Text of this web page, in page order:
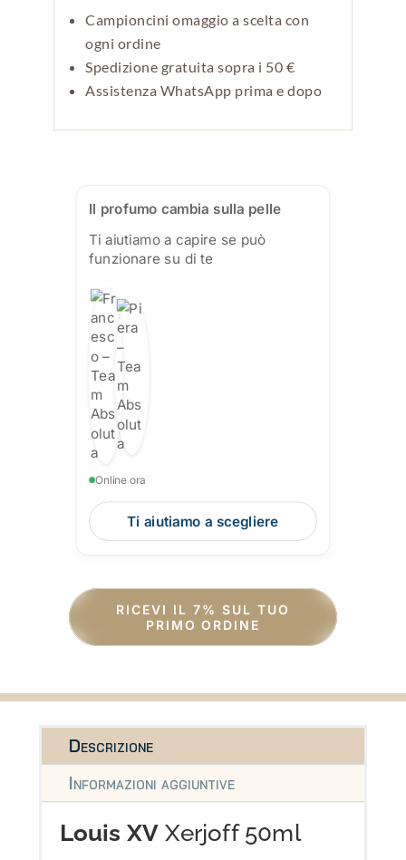
Campioncini omaggio a scelta con
ogni ordine
Spedizione gratuita sopra i 50 €
Assistenza WhatsApp prima e dopo
Il profumo cambia sulla pelle
Ti aiutiamo a capire se può
funzionare su di te
Online ora
Ti aiutiamo a scegliere
RICEVI IL 7% SUL TUO
PRIMO ORDINE
Descrizione
Informazioni aggiuntive
Louis XV Xerjoff 50ml